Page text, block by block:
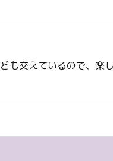
交えているので、楽